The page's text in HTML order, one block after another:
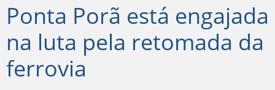
Ponta Porã está engajada
na luta pela retomada da
ferrovia